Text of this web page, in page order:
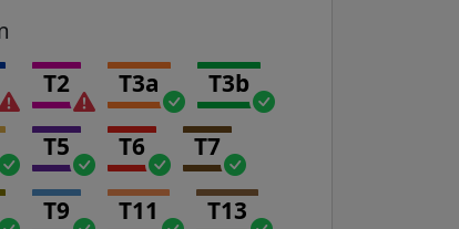
T2 T3a T3b
T5 T6 T7
T9 T11 T13